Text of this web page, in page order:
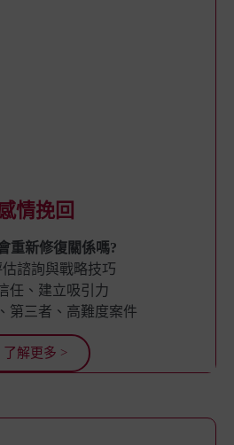
情挽回
重新修復關係嗎?
估諮詢與戰略技巧
任、建立吸引力
第三者、高難度案件
了解更多 >